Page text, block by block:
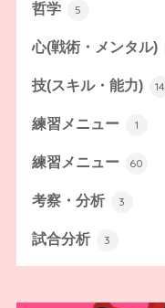
哲学 5
心(戦術・メンタル)
技(スキル・能力) 14
練習メニュー 1
練習メニュー 60
考察・分析 3
試合分析 3